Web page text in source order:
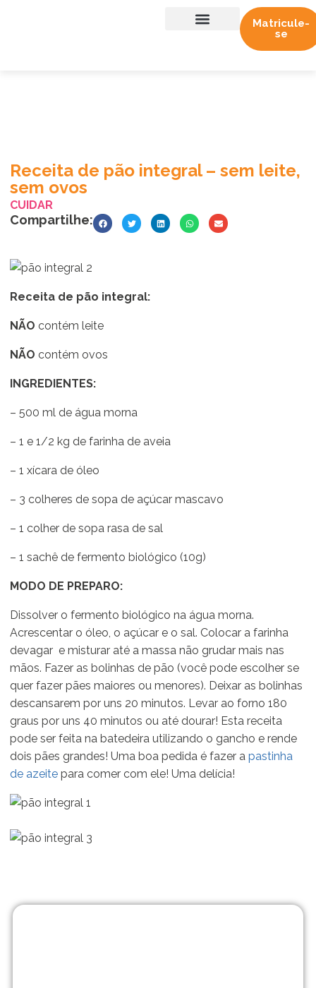
Matricule-
se
Receita de pão integral – sem leite,
sem ovos
CUIDAR
Compartilhe:
Receita de pão integral:
NÃO contém leite
NÃO contém ovos
INGREDIENTES:
– 500 ml de água morna
– 1 e 1/2 kg de farinha de aveia
– 1 xícara de óleo
– 3 colheres de sopa de açúcar mascavo
– 1 colher de sopa rasa de sal
– 1 sachê de fermento biológico (10g)
MODO DE PREPARO:
Dissolver o fermento biológico na água morna.
Acrescentar o óleo, o açúcar e o sal. Colocar a farinha
devagar e misturar até a massa não grudar mais nas
mãos. Fazer as bolinhas de pão (você pode escolher se
quer fazer pães maiores ou menores). Deixar as bolinhas
descansarem por uns 20 minutos. Levar ao forno 180
graus por uns 40 minutos ou até dourar! Esta receita
pode ser feita na batedeira utilizando o gancho e rende
dois pães grandes! Uma boa pedida é fazer a pastinha
de azeite para comer com ele! Uma delícia!